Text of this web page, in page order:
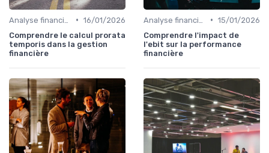
• 16/01/2026
Comprendre le calcul prorata
temporis dans la gestion
financière
• 15/01/2026
Comprendre l'impact de
l'ebit sur la performance
financière